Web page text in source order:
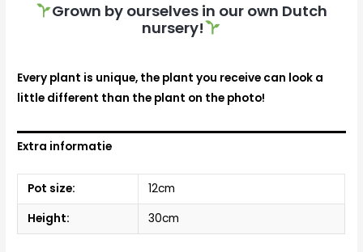
Grown by ourselves in our own Dutch
nursery!
Every plant is unique, the plant you receive can look a
little different than the plant on the photo!
Extra informatie
Pot size:
12cm
Height:
30cm